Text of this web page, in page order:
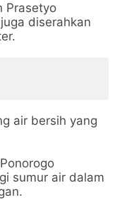
Prasetyo
diserahkan
air bersih yang
sumur air dalam